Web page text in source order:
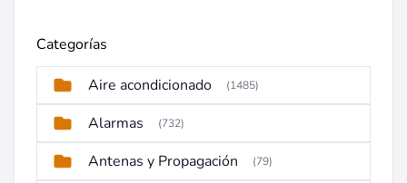
Categorías
Aire acondicionado (1485)
Alarmas (732)
Antenas y Propagación (79)